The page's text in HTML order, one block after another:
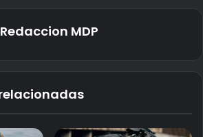
Redaccion MDP